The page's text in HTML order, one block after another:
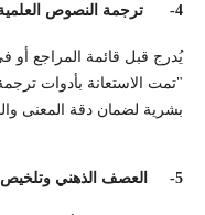
4- ترجمة النصوص
يُدرج قبل قائمة المراجع أو
"تمت الاستعانة بأدوات
بشرية لضمان دقة المعنى
5- العصف الذهني وتلخيص